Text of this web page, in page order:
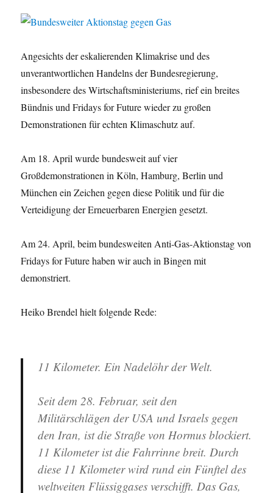
Angesichts der eskalierenden Klimakrise und des
unverantwortlichen Handelns der Bundesregierung,
insbesondere des Wirtschaftsministeriums, rief ein breites
Bündnis und Fridays for Future wieder zu großen
Demonstrationen für echten Klimaschutz auf.
Am 18. April wurde bundesweit auf vier
Großdemonstrationen in Köln, Hamburg, Berlin und
München ein Zeichen gegen diese Politik und für die
Verteidigung der Erneuerbaren Energien gesetzt.
Am 24. April, beim bundesweiten Anti-Gas-Aktionstag von
Fridays for Future haben wir auch in Bingen mit
demonstriert.
Heiko Brendel hielt folgende Rede:
11 Kilometer. Ein Nadelöhr der Welt.
Seit dem 28. Februar, seit den
Militärschlägen der USA und Israels gegen
den Iran, ist die Straße von Hormus blockiert.
11 Kilometer ist die Fahrrinne breit. Durch
diese 11 Kilometer wird rund ein Fünftel des
weltweiten Flüssiggases verschifft. Das Gas,